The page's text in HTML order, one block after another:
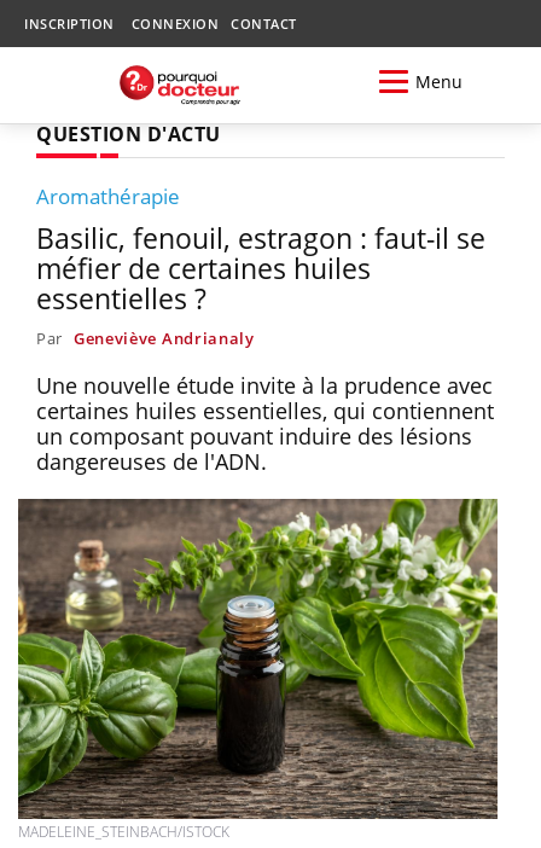
INSCRIPTION CONNEXION CONTACT
Menu
QUESTION D'ACTU
Aromathérapie
Basilic, fenouil, estragon : faut-il se
méfier de certaines huiles
essentielles ?
Par Geneviève Andrianaly
Une nouvelle étude invite à la prudence avec
certaines huiles essentielles, qui contiennent
un composant pouvant induire des lésions
dangereuses de l'ADN.
MADELEINE_STEINBACH/ISTOCK